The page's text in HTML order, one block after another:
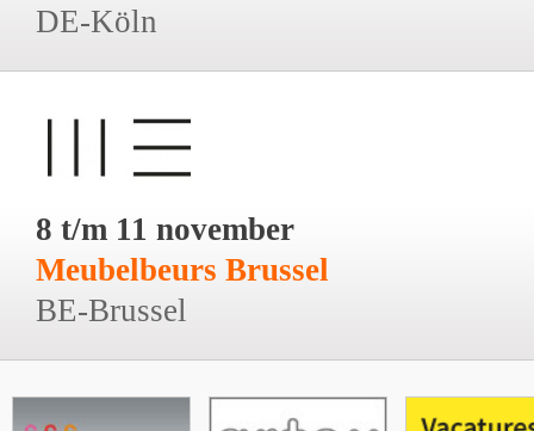
DE-Köln
8 t/m 11 november
Meubelbeurs Brussel
BE-Brussel